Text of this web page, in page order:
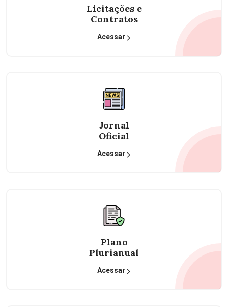
Licitações e
Contratos
Acessar
Jornal
Oficial
Acessar
Plano
Plurianual
Acessar